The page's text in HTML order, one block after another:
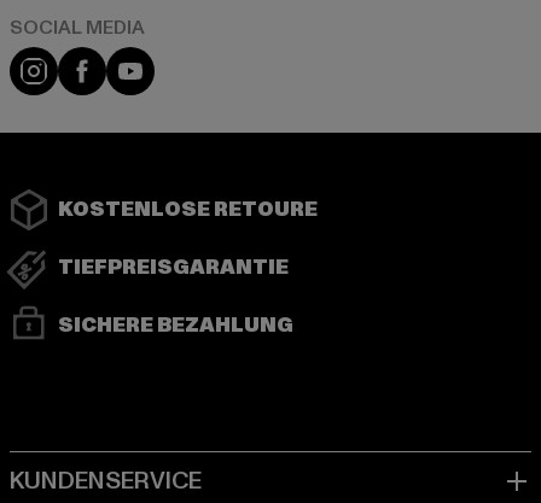
Instagram
FacebookYouTube
KOSTENLOSE RETOURE
TIEFPREISGARANTIE
SICHERE BEZAHLUNG